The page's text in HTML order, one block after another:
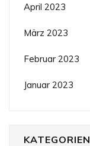
April 2023
März 2023
Februar 2023
Januar 2023
KATEGORIEN